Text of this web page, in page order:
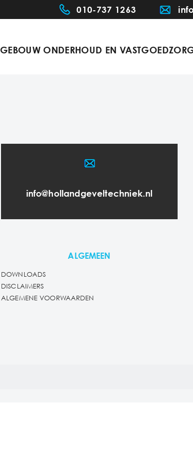
010-737 1263
GEBOUW ONDERHOUD EN
info@hollandgeveltechniek.nl
ALGEMEEN
DOWNLOADS
DISCLAIMERS
ALGEMENE VOORWAARDEN